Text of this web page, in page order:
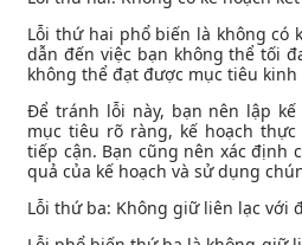
Lỗi thứ hai phổ biến là không có
dẫn đến việc bạn không thể tối
không thể đạt được mục tiêu
Để tránh lỗi này, bạn nên lập
mục tiêu rõ ràng, kế hoạch
tiếp cận. Bạn cũng nên xác định
quả của kế hoạch và sử dụng
Lỗi thứ ba: Không giữ liên lạc với